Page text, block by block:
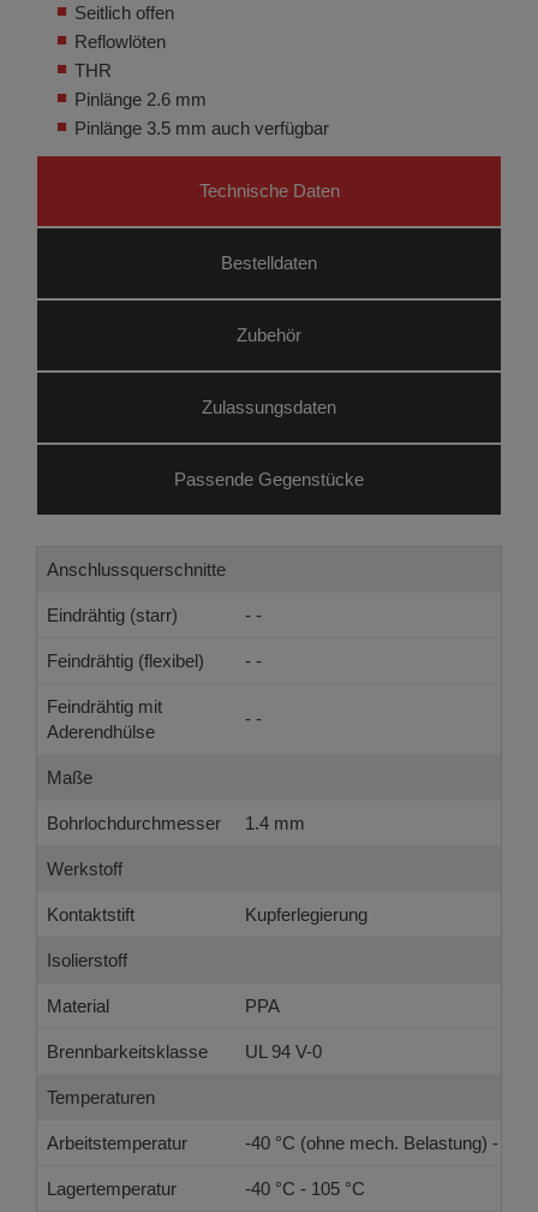
Seitlich offen
Reflowlöten
THR
Pinlänge 2.6 mm
Pinlänge 3.5 mm auch verfügbar
Technische Daten
Bestelldaten
Zubehör
Zulassungsdaten
Passende Gegenstücke
Anschlussquerschnitte
Eindrähtig (starr) - -
Feindrähtig (flexibel) - -
Feindrähtig mit
Aderendhülse
- -
Maße
Bohrlochdurchmesser 1.4 mm
Werkstoff
Kontaktstift Kupferlegierung
Isolierstoff
Material PPA
Brennbarkeitsklasse UL 94 V-0
Temperaturen
Arbeitstemperatur -40 °C (ohne mech. Belastung) - 105
Lagertemperatur -40 °C - 105 °C